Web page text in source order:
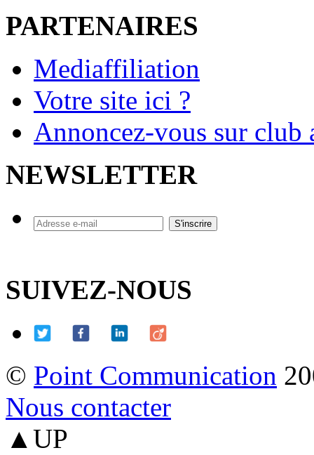
PARTENAIRES
Mediaffiliation
Votre site ici ?
Annoncez-vous sur
NEWSLETTER
SUIVEZ-NOUS
© Point Communication
Nous contacter
▲UP